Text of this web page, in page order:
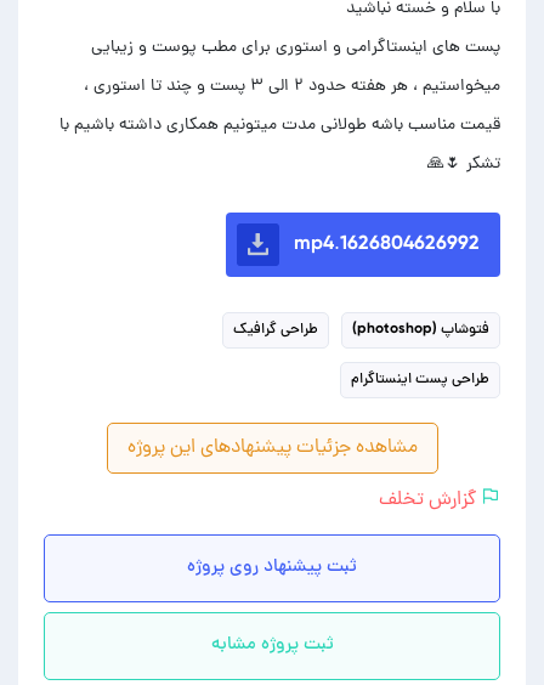
پست های اینستاگرامی و استوری برای مطب پوست و زیبایی
میخواستیم ، هر هفته حدود ۲ الی ۳ پست و چند تا استوری ،
قیمت مناسب باشه طولانی مدت میتونیم همکاری داشته باشیم با
تشکر 🌷🙏
1626804626992.mp4
فتوشاپ (photoshop) طراحی گرافیک
طراحی پست اینستاگرام
مشاهده جزئیات پیشنهادهای این پروژه
گزارش تخلف
ثبت پیشنهاد روی پروژه
ثبت پروژه مشابه